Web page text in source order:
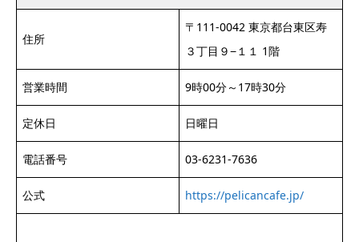
住所
〒111-0042 東京都台東区寿
３丁目９−１１ 1階
営業時間 9時00分～17時30分
定休日 日曜日
電話番号 03-6231-7636
公式 https://pelicancafe.jp/